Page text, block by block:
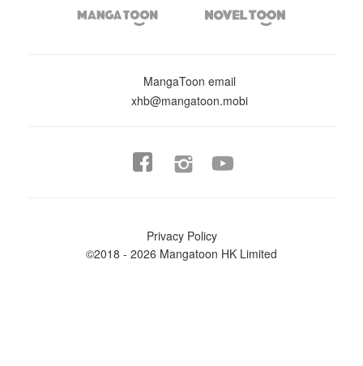
 
MangaToon email
xhb@mangatoon.mobi
 
Privacy Policy
©2018 - 2026 Mangatoon HK Limited